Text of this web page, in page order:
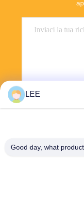
LEE
Good day, what